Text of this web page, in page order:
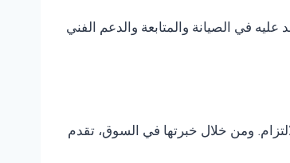
في الصيانة والمتابعة والدعم الفني
ومن خلال خبرتها في السوق، تقدم